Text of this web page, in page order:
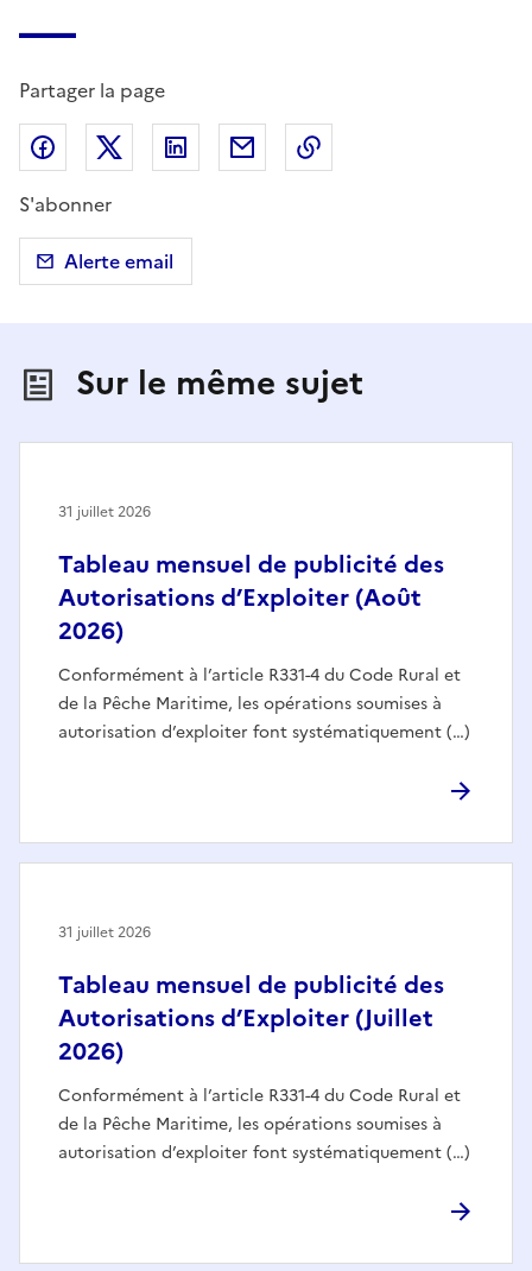
Partager la page
Partager sur Facebook
Partager sur X (anciennement Twitter)
Partager sur LinkedIn
Partager par email
S'abonner
Alerte email
Sur le même sujet
Tableau mensuel de publicité des
Autorisations d’Exploiter (Août
2026)
Conformément à l’article R331-4 du Code Rural et
de la Pêche Maritime, les opérations soumises à
autorisation d’exploiter font systématiquement (…)
31 juillet 2026
Tableau mensuel de publicité des
Autorisations d’Exploiter (Juillet
2026)
Conformément à l’article R331-4 du Code Rural et
de la Pêche Maritime, les opérations soumises à
autorisation d’exploiter font systématiquement (…)
31 juillet 2026